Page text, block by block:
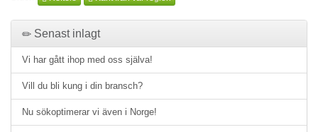
Senast inlagt
Vi har gått ihop med oss själva!
Vill du bli kung i din bransch?
Nu sökoptimerar vi även i Norge!